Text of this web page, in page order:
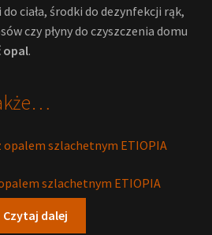
ciała, środki do dezynfekcji rąk,
czy płyny do czyszczenia domu
opal.
szlachetnym ETIOPIA
Czytaj dalej